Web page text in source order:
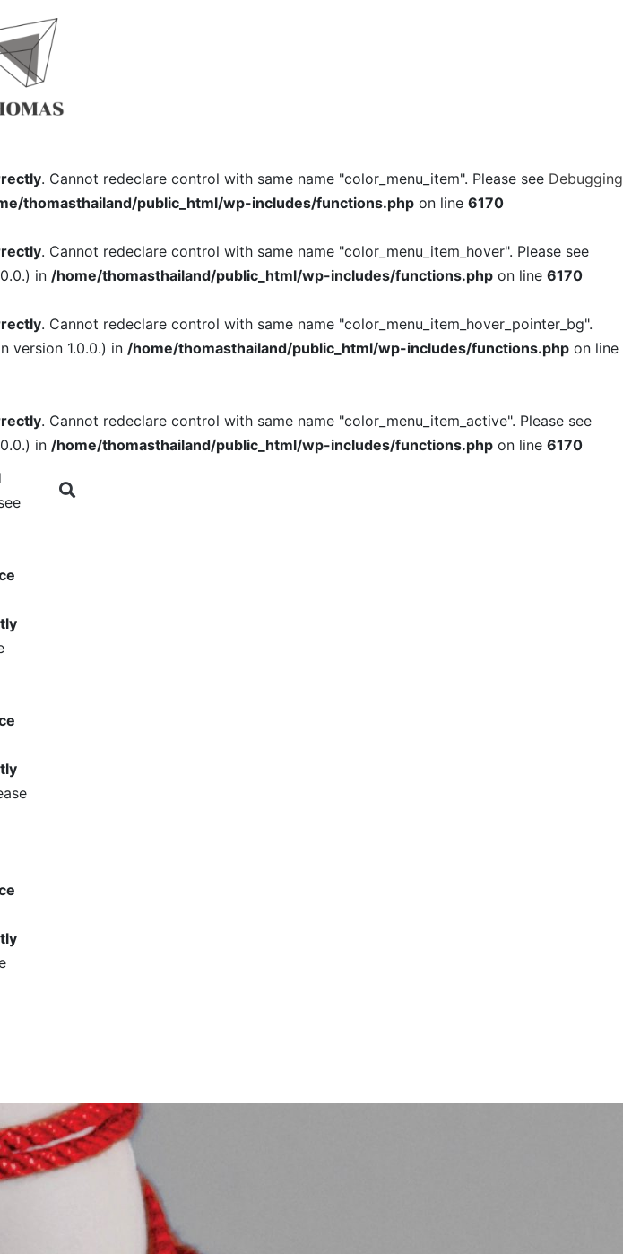
. Cannot redeclare control with same name "color_menu_item". Please see Debugging
thomasthailand/public_html/wp-includes/functions.php on line 6170
. Cannot redeclare control with same name "color_menu_item_hover". Please see
in /home/thomasthailand/public_html/wp-includes/functions.php on line 6170
. Cannot redeclare control with same name "color_menu_item_hover_pointer_bg".
version 1.0.0.) in /home/thomasthailand/public_html/wp-includes/functions.php on line
. Cannot redeclare control with same name "color_menu_item_active". Please see
in /home/thomasthailand/public_html/wp-includes/functions.php on line 6170